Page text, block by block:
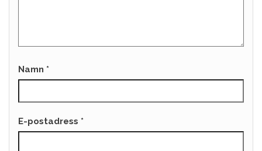
Namn *
E-postadress *